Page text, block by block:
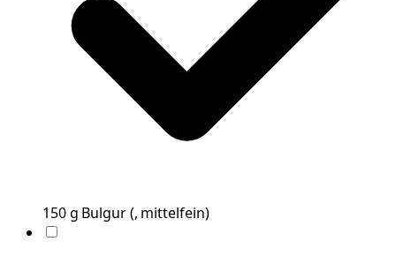
150g Bulgur(, mittelfein)